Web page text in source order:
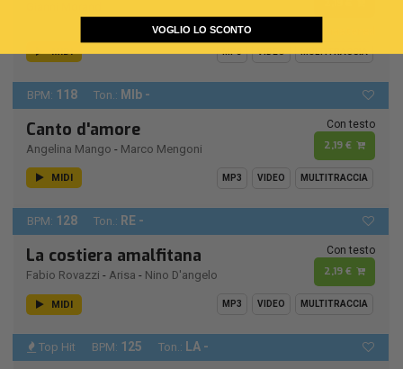
MIDI MP3 VIDEO MULTITRACCIA
BPM: 118 Ton.: MIb -
Canto d'amore
Angelina Mango - Marco Mengoni
Con testo
2,19 €
MIDI MP3 VIDEO MULTITRACCIA
BPM: 128 Ton.: RE -
La costiera amalfitana
Fabio Rovazzi - Arisa - Nino D'angelo
Con testo
2,19 €
MIDI MP3 VIDEO MULTITRACCIA
Top Hit BPM: 125 Ton.: LA -
VOGLIO LO SCONTO